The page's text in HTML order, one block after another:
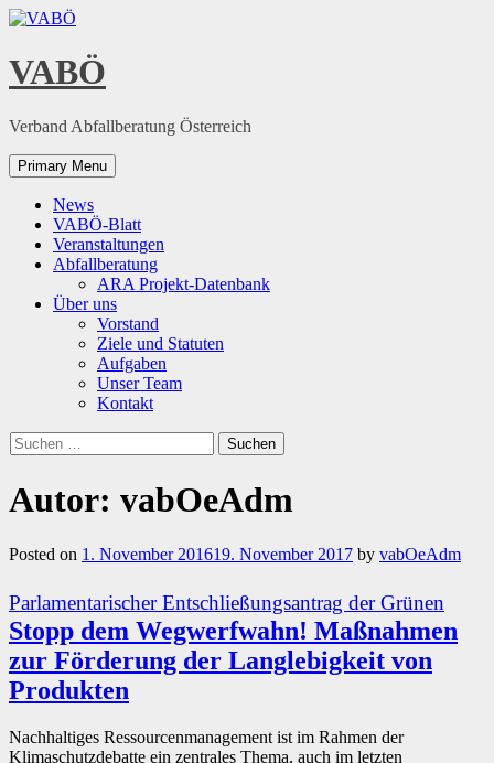
Skip
content
VABÖ
Verband Abfallberatung Österreich
Primary Menu
News
VABÖ-Blatt
Veranstaltungen
Abfallberatung
ARA Projekt-Datenbank
Über uns
Vorstand
Ziele und Statuten
Aufgaben
Unser Team
Kontakt
Suchen
nach:
Autor: vabOeAdm
Posted on 1. November 201619. November 2017 by vabOeAdm
Parlamentarischer Entschließungsantrag der Grünen
Stopp dem Wegwerfwahn! Maßnahmen
zur Förderung der Langlebigkeit von
Produkten
Nachhaltiges Ressourcenmanagement ist im Rahmen der
Klimaschutzdebatte ein zentrales Thema, auch im letzten